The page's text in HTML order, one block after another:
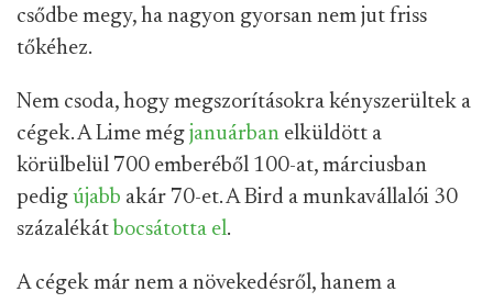
csődbe megy, ha nagyon gyorsan nem jut friss
tőkéhez.
Nem csoda, hogy megszorításokra kényszerültek a
cégek. A Lime még januárban elküldött a
körülbelül 700 emberéből 100-at, márciusban
pedig újabb akár 70-et. A Bird a munkavállalói 30
százalékát bocsátotta el.
A cégek már nem a növekedésről, hanem a